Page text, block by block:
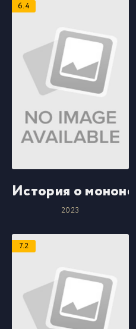
6.4
История о
2023
7.2